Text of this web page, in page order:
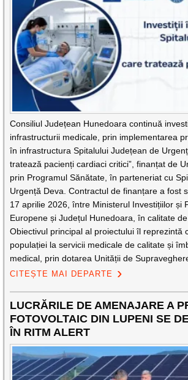
Consiliul Județean Hunedoara continuă
infrastructurii medicale, prin implementarea
în infrastructura Spitalului Județean de
tratează pacienți cardiaci critici”, finanțat de
prin Programul Sănătate, în parteneriat cu
Urgență Deva. Contractul de finanțare a fost
17 aprilie 2026, între Ministerul Investițiilor și
Europene și Județul Hunedoara, în calitate de
Obiectivul principal al proiectului îl reprezintă
populației la servicii medicale de calitate și
medical, prin dotarea Unității de
CITEȘTE MAI DEPARTE
LUCRĂRILE DE AMENAJARE A
FOTOVOLTAIC DIN LUPENI SE
ÎN RITM ALERT